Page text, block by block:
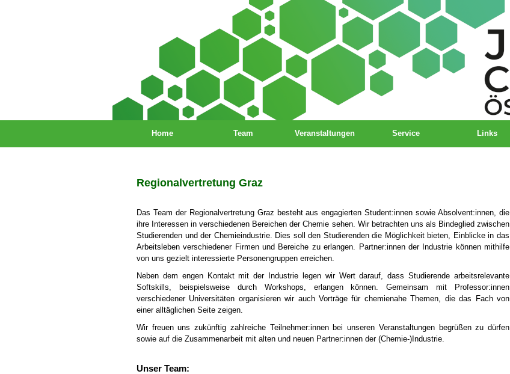
Home Team Veranstaltungen Service Links
Regionalvertretung Graz
Das Team der Regionalvertretung Graz besteht aus engagierten Student:innen sowie Absolvent:innen, die
ihre Interessen in verschiedenen Bereichen der Chemie sehen. Wir betrachten uns als Bindeglied zwischen
Studierenden und der Chemieindustrie. Dies soll den Studierenden die Möglichkeit bieten, Einblicke in das
Arbeitsleben verschiedener Firmen und Bereiche zu erlangen. Partner:innen der Industrie können mithilfe
von uns gezielt interessierte Personengruppen erreichen.
Neben dem engen Kontakt mit der Industrie legen wir Wert darauf, dass Studierende arbeitsrelevante
Softskills, beispielsweise durch Workshops, erlangen können. Gemeinsam mit Professor:innen
verschiedener Universitäten organisieren wir auch Vorträge für chemienahe Themen, die das Fach von
einer alltäglichen Seite zeigen.
Wir freuen uns zukünftig zahlreiche Teilnehmer:innen bei unseren Veranstaltungen begrüßen zu dürfen
sowie auf die Zusammenarbeit mit alten und neuen Partner:innen der (Chemie-)Industrie.
Unser Team: